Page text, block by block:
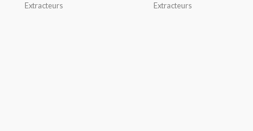
Extracteurs Extracteurs